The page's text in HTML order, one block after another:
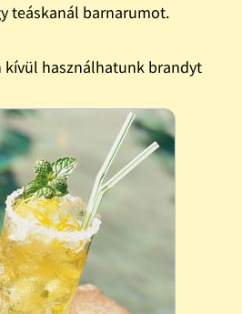
teáskanál barnarumot.
használhatunk brandyt